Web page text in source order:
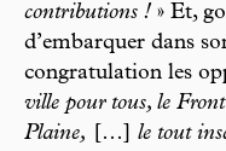
contributions ! » Et,
d’embarquer dans
congratulation les
ville pour tous, le Front
Plaine,
[…] le tout